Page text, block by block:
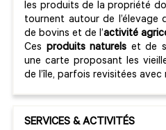
les produits de la propriété
tournent autour de l’élevage
de bovins et de l’activité
Ces produits naturels et de
une carte proposant les
de l’île, parfois revisitées avec
SERVICES & ACTIVITÉS